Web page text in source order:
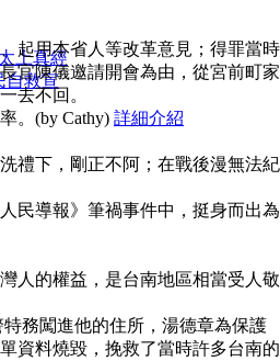
起用本省人等改革意見；得罪當時
官陳儀邀請開會為由，從宮前町家
去不回。
。(by Cathy) 詳細介紹
禮下，剛正不阿；在戰後漫無法紀
民導報》筆禍事件中，挺身而出為
人的權益，是台南地區相當受人敬
務闖進他的住所，湯德章為保護
資料燒毀，挽救了當時許多台南的